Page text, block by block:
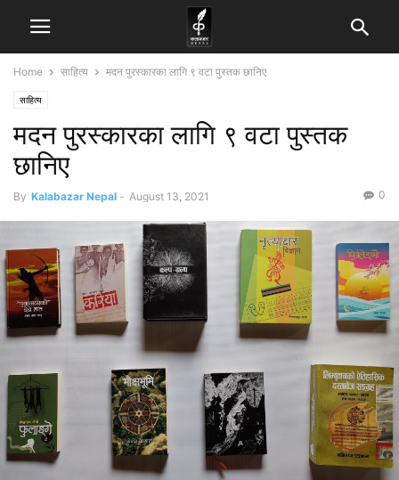
Home साहित्य मदन पुरस्कारका लागि ९ वटा पुस्तक छानिए
साहित्य
मदन पुरस्कारका लागि ९ वटा पुस्तक
छानिए
By Kalabazar Nepal - August 13, 2021 0